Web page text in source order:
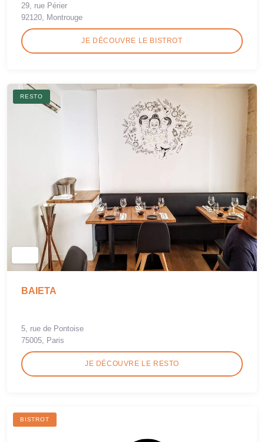
29, rue Périer
92120, Montrouge
JE DÉCOUVRE LE BISTROT
RESTO
BAIETA
5, rue de Pontoise
75005, Paris
JE DÉCOUVRE LE RESTO
BISTROT